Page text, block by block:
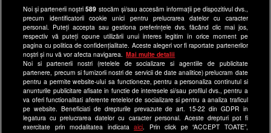
Anunturi gratuite pe Lajumate.ro
Ultimele Stiri
Program Happy Channel
Echipa editorială
Site-uri Antena Group
a1.ro
antenastars.ro
as.ro
Noi și partenerii noștri589 stocăm și/sau accesăm informații pe dispozitivul dvs.,
precum identificatorii cookie unici pentru prelucrarea datelor cu caracter
personal. Puteți accepta sau gestiona preferințele dvs. făcând clic mai jos,
respectiv vă puteți opune utilizării unui interes legitim în orice moment pe
pagina cu politica de confidențialitate. Aceste alegeri vor fi raportate partenerilor
noștri și nu vă vor afecta navigarea.
Mai multe detalii
Noi si partenerii nostri (retelele de socializare si agentiile de publicitate
partenere, precum si furnizorii nostri de servicii de date analitice) prelucram date
pentru a permite website-ului sa functioneze, pentru a personaliza continutul si
anunturile publicitare afisate in functie de interesele si/sau profilul dvs., pentru a
va oferi functionalitati aferente retelelor de socializare si pentru a analiza traficul
pe website. Beneficiati de drepturile prevazute de art. 15-22 din GDPR in
legatura cu prelucrarea datelor cu caracter personal. Aceste drepturi pot fi
exercitate prin modalitatea indicataaici . Prin click pe “ACCEPT TOATE”,